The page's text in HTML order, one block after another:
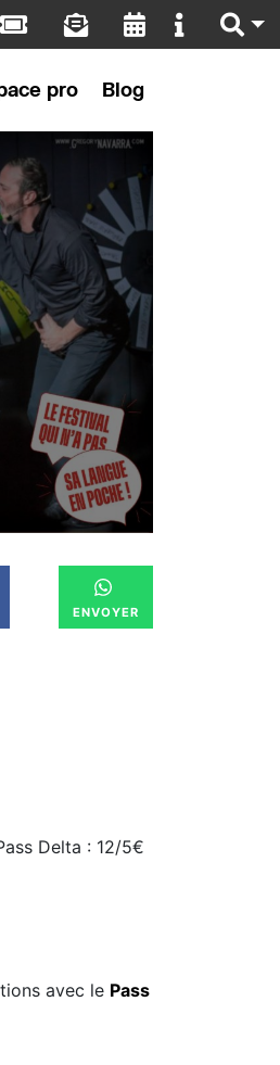
pro Blog
ENVOYER
Delta : 12/5€
avec le Pass